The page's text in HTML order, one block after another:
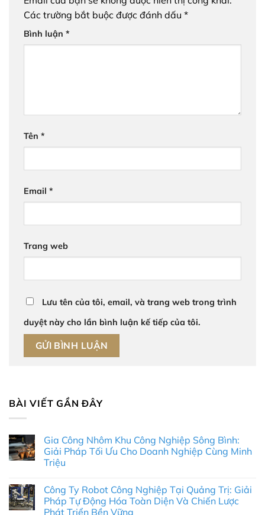
Các trường bắt buộc được đánh dấu *
Bình luận *
Tên *
Email *
Trang web
Lưu tên của tôi, email, và trang web trong trình
duyệt này cho lần bình luận kế tiếp của tôi.
BÀI VIẾT GẦN ĐÂY
Gia Công Nhôm Khu Công Nghiệp Sông Bình:
Giải Pháp Tối Ưu Cho Doanh Nghiệp Cùng Minh
Triệu
bình
luận
ở
Gia
Công Ty Robot Công Nghiệp Tại Quảng Trị: Giải
Pháp Tự Động Hóa Toàn Diện Và Chiến Lược
Phát Triển Bền Vững